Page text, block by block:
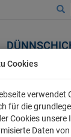
Cookies
verwendet
für die
Cookies
Daten